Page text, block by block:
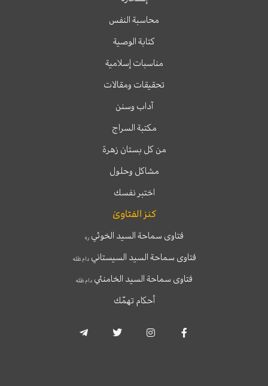
محاسبة النفس
كتابة الوصية
مناسبات إسلامية
تحقيقات ومقالات
آداب وسنن
مكتبة السراج
من كل بستان زهرة
مشاكل وحلول
اختبر نفسك
كنز الفتاوىٰ
فتاوى سماحة السيد الخوئيره
فتاوى سماحة السيد السيستانيدام ظله
فتاوى سماحة السيد الخامنئي دام ظله
أحكام تهمّك
a
c
s
i
l